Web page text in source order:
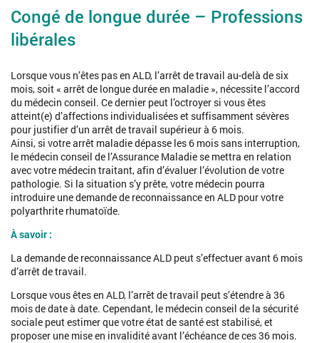
Congé de longue durée – Professions
libérales
Lorsque vous n’êtes pas en ALD, l’arrêt de travail au-delà de six
mois, soit « arrêt de longue durée en maladie », nécessite l’accord
du médecin conseil. Ce dernier peut l’octroyer si vous êtes
atteint(e) d’affections individualisées et suffisamment sévères
pour justifier d’un arrêt de travail supérieur à 6 mois.
Ainsi, si votre arrêt maladie dépasse les 6 mois sans interruption,
le médecin conseil de l’Assurance Maladie se mettra en relation
avec votre médecin traitant, afin d’évaluer l’évolution de votre
pathologie. Si la situation s’y prête, votre médecin pourra
introduire une demande de reconnaissance en ALD pour votre
polyarthrite rhumatoïde.
À savoir :
La demande de reconnaissance ALD peut s’effectuer avant 6 mois
d’arrêt de travail.
Lorsque vous êtes en ALD, l’arrêt de travail peut s’étendre à 36
mois de date à date. Cependant, le médecin conseil de la sécurité
sociale peut estimer que votre état de santé est stabilisé, et
proposer une mise en invalidité avant l’échéance de ces 36 mois.